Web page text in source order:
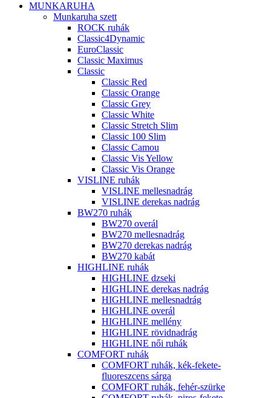
MUNKARUHA
Munkaruha szett
ROCK ruhák
Classic4Dynamic
EuroClassic
Classic Maximus
Classic
Classic Red
Classic Orange
Classic Grey
Classic White
Classic Stretch Slim
Classic 100 Slim
Classic Camou
Classic Vis Yellow
Classic Vis Orange
VISLINE ruhák
VISLINE mellesnadrág
VISLINE derekas nadrág
BW270 ruhák
BW270 overál
BW270 mellesnadrág
BW270 derekas nadrág
BW270 kabát
HIGHLINE ruhák
HIGHLINE dzseki
HIGHLINE derekas nadrág
HIGHLINE mellesnadrág
HIGHLINE overál
HIGHLINE mellény
HIGHLINE rövidnadrág
HIGHLINE női ruhák
COMFORT ruhák
COMFORT ruhák, kék-fekete-
fluoreszcens sárga
COMFORT ruhák, fehér-szürke